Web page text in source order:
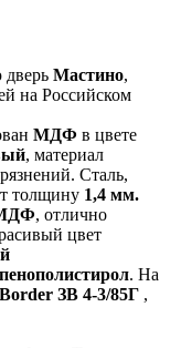
Мастино,
на Российском
МДФ в цвете
, материал
Сталь,
толщину 1,4 мм.
, отлично
цвет
пенополистирол. На
Border ЗВ 4-3/85Г ,